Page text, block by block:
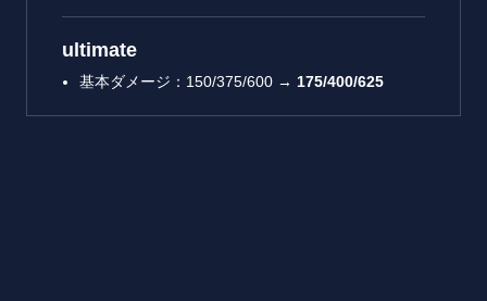
ultimate
基本ダメージ：150/375/600 → 175/400/625